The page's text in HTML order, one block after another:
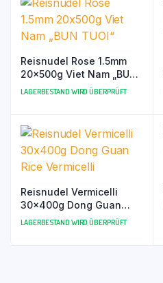
Reisnudel Rose 1.5mm
20x500g Viet Nam „BUN
TUOI“
LAGERBESTAND WIRD ÜBERPRÜFT
Reisnudel Vermicelli
30x400g Dong Guan
Rice Vermicelli
LAGERBESTAND WIRD ÜBERPRÜFT